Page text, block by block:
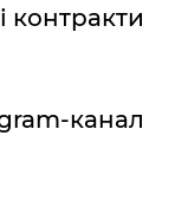
контракти
канал